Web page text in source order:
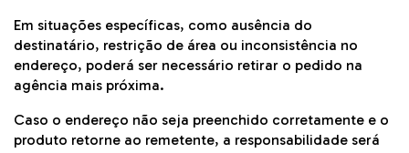
Em situações específicas, como ausência do
destinatário, restrição de área ou inconsistência no
endereço, poderá ser necessário retirar o pedido na
agência mais próxima.
Caso o endereço não seja preenchido corretamente e o
produto retorne ao remetente, a responsabilidade será